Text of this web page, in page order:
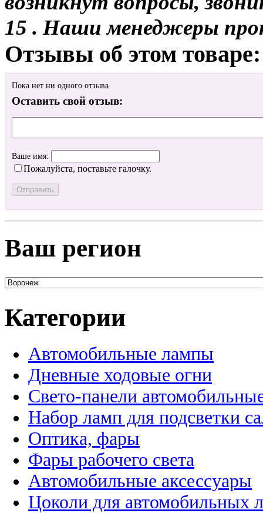
15 . Наши менеджеры
Отзывы об этом товаре:
Пока нет ни одного отзыва
Оставить свой отзыв:
Ваше имя:
Пожалуйста, поставьте галочку.
Ваш регион
Категории
Автомобильные лампы
Дневные ходовые огни
Свето-панели
Набор ламп для подсветки
Оптика, фары
Фары рабочего света
Автомобильные аксессуары
Цоколи для автомобильных